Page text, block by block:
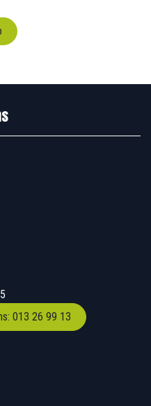
- 17u00
- 17u00
- 17u00
- 17u00
013 26 99 13
- 15u00